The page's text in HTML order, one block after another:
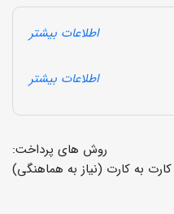
اطلاعات بیشتر
اطلاعات بیشتر
روش های پرداخت:
به کارت (نیاز به هماهنگی)